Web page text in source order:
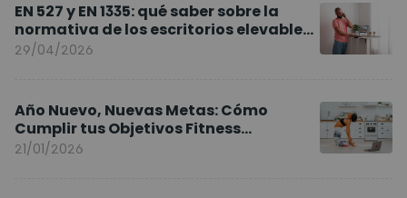
EN 527 y EN 1335: qué saber sobre la
normativa de los escritorios elevables
y sillas ergonómicas
29/04/2026
Año Nuevo, Nuevas Metas: Cómo
Cumplir tus Objetivos Fitness
Entrenando en Casa
21/01/2026